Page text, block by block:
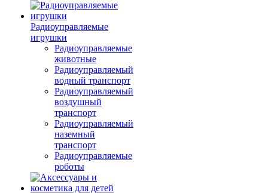
Радиоуправляемые
игрушки
Радиоуправляемые
животные
Радиоуправляемый
водный транспорт
Радиоуправляемый
воздушный
транспорт
Радиоуправляемый
наземный
транспорт
Радиоуправляемые
роботы